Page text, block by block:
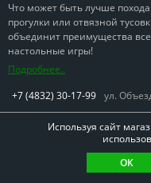
Что может быть лучше
прогулки или отвязной
объединит преимущества
настольные игры!
Подробнее..
+7 (4832) 30-17-99 ул.
Copyright © Лепрекон 2013-
Используя сайт
ОК